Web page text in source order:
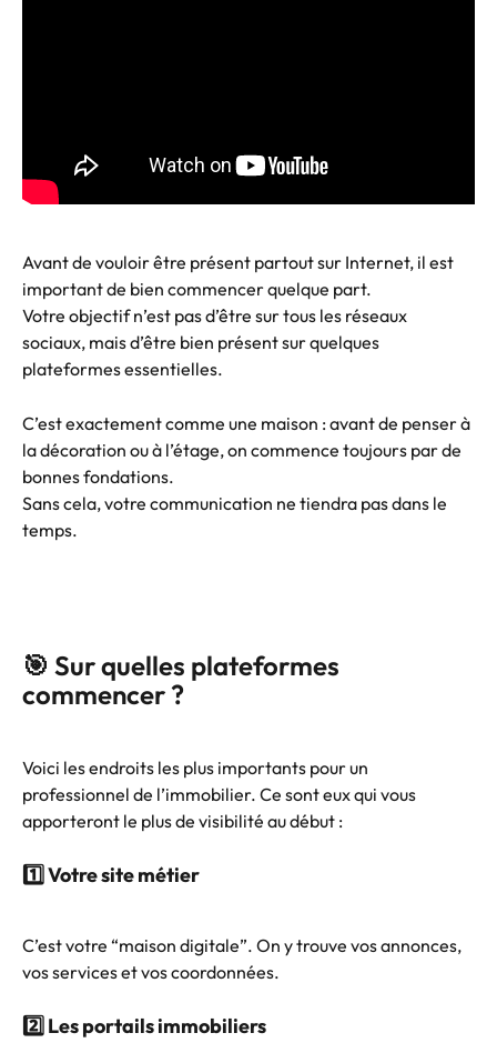
Avant de vouloir être présent partout sur Internet, il est
important de bien commencer quelque part.
Votre objectif n’est pas d’être sur tous les réseaux
sociaux, mais d’être bien présent sur quelques
plateformes essentielles.
C’est exactement comme une maison : avant de penser à
la décoration ou à l’étage, on commence toujours par de
bonnes fondations.
Sans cela, votre communication ne tiendra pas dans le
temps.
🎯 Sur quelles plateformes
commencer ?
Voici les endroits les plus importants pour un
professionnel de l’immobilier. Ce sont eux qui vous
apporteront le plus de visibilité au début :
1️⃣ Votre site métier
C’est votre “maison digitale”. On y trouve vos annonces,
vos services et vos coordonnées.
2️⃣ Les portails immobiliers